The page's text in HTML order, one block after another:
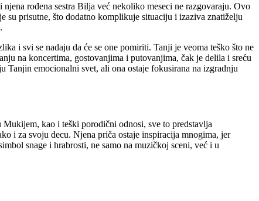
rođena sestra Bilja već nekoliko meseci ne razgovaraju. Ovo
su prisutne, što dodatno komplikuje situaciju i izaziva znatiželju
i svi se nadaju da će se one pomiriti. Tanji je veoma teško što ne
na koncertima, gostovanjima i putovanjima, čak je delila i sreću
emocionalni svet, ali ona ostaje fokusirana na izgradnju
kao i teški porodični odnosi, sve to predstavlja
i za svoju decu. Njena priča ostaje inspiracija mnogima, jer
snage i hrabrosti, ne samo na muzičkoj sceni, već i u